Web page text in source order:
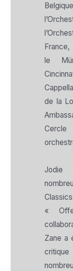
le
de la
Jodie
«
Zane a